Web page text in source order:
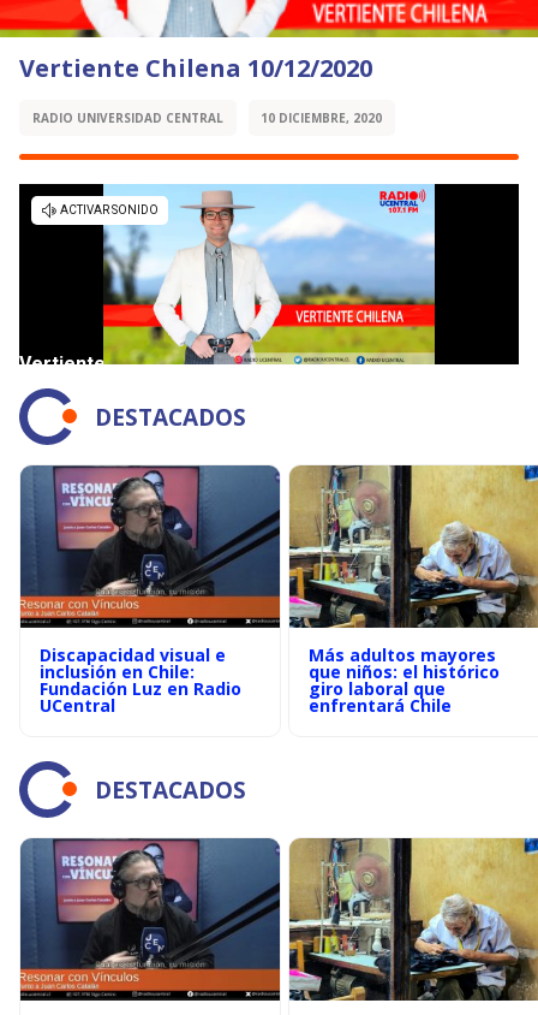
Vertiente Chilena 10/12/2020
RADIO UNIVERSIDAD CENTRAL 10 DICIEMBRE, 2020
DESTACADOS
Discapacidad visual e
inclusión en Chile:
Fundación Luz en Radio
UCentral
Más adultos mayores
que niños: el histórico
giro laboral que
enfrentará Chile
DESTACADOS